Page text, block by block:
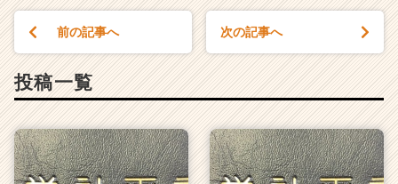
タ
ン】
|
ベ
ン
チ
前の記事へ 次の記事へ
投稿一覧